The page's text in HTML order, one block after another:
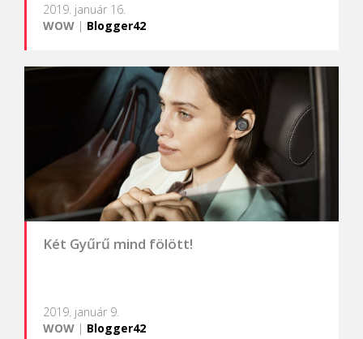
2019. január 16.
WOW | Blogger42
Két Gyűrű mind fölött!
2019. január 9.
WOW | Blogger42